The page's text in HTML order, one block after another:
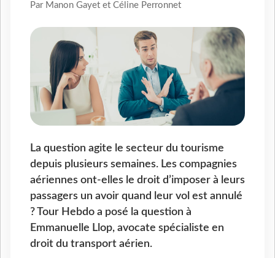
Par Manon Gayet et Céline Perronnet
La question agite le secteur du tourisme
depuis plusieurs semaines. Les compagnies
aériennes ont-elles le droit d’imposer à leurs
passagers un avoir quand leur vol est annulé
? Tour Hebdo a posé la question à
Emmanuelle Llop, avocate spécialiste en
droit du transport aérien.